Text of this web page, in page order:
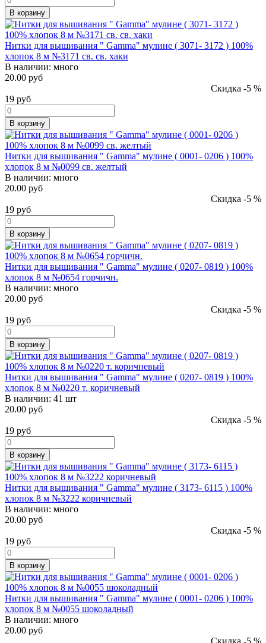
В корзину
Нитки для вышивания " Gamma" мулине ( 3071- 3172 ) 100%
хлопок 8 м №3171 св. св. хаки
В наличии: много
20.00 руб
Скидка -5 %
19 руб
В корзину
Нитки для вышивания " Gamma" мулине ( 0001- 0206 ) 100%
хлопок 8 м №0099 св. желтый
В наличии: много
20.00 руб
Скидка -5 %
19 руб
В корзину
Нитки для вышивания " Gamma" мулине ( 0207- 0819 ) 100%
хлопок 8 м №0654 горчичн.
В наличии: много
20.00 руб
Скидка -5 %
19 руб
В корзину
Нитки для вышивания " Gamma" мулине ( 0207- 0819 ) 100%
хлопок 8 м №0220 т. коричневый
В наличии: 41 шт
20.00 руб
Скидка -5 %
19 руб
В корзину
Нитки для вышивания " Gamma" мулине ( 3173- 6115 ) 100%
хлопок 8 м №3222 коричневый
В наличии: много
20.00 руб
Скидка -5 %
19 руб
В корзину
Нитки для вышивания " Gamma" мулине ( 0001- 0206 ) 100%
хлопок 8 м №0055 шоколадный
В наличии: много
20.00 руб
Скидка -5 %